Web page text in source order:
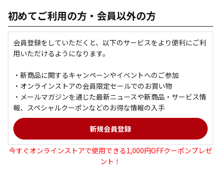
初めてご利用の方・会員以外の方
会員登録をしていただくと、以下のサービスをより便利にご利
用いただけるようになります。
・新商品に関するキャンペーンやイベントへのご参加
・オンラインストアの会員限定セールでのお買い物
・メールマガジンを通じた最新ニュースや新商品・サービス情
報、スペシャルクーポンなどのお得な情報の入手
今すぐオンラインストアで使用できる1,000円OFFクーポンプレゼ
ント！